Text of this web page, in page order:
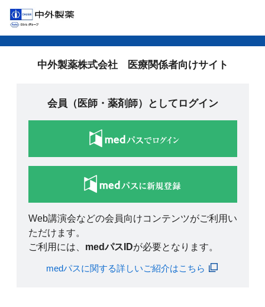
中外製薬株式会社 医療関係者向けサイト
会員（医師・薬剤師）としてログイン
Web講演会などの会員向けコンテンツがご利用い
ただけます。
ご利用には、 medパスIDが必要となります。
medパスに関する詳しいご紹介はこちら